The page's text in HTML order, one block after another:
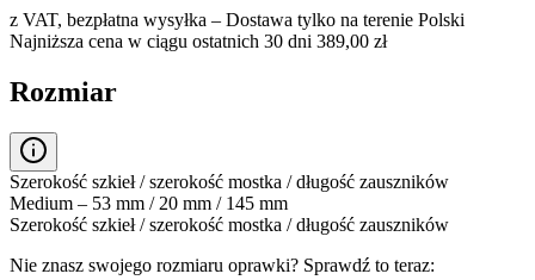
z VAT, bezpłatna wysyłka – Dostawa tylko na terenie Polski
Najniższa cena w ciągu ostatnich 30 dni 389,00 zł
Rozmiar
Szerokość szkieł / szerokość mostka / długość zauszników
Medium – 53 mm / 20 mm / 145 mm
Szerokość szkieł / szerokość mostka / długość zauszników
Nie znasz swojego rozmiaru oprawki? Sprawdź to teraz: